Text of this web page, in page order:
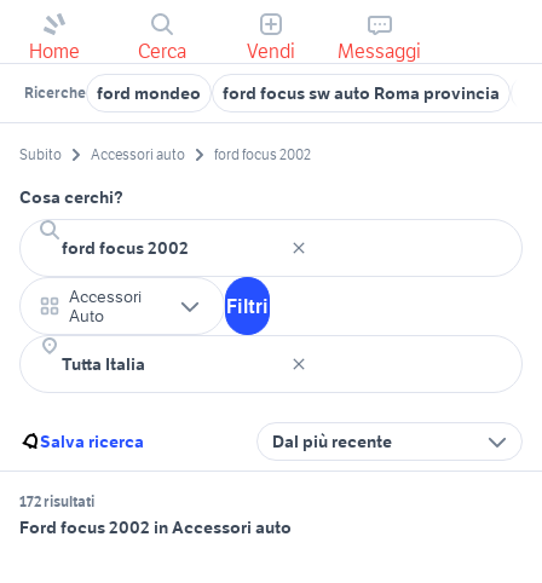
Home Cerca Vendi Messaggi
Ricerche ford mondeo ford focus sw auto Roma provincia
Subito Accessori auto ford focus 2002
Cosa cerchi?
Accessori
Auto
Filtri
Salva ricerca Dal più recente
172 risultati
Ford focus 2002 in Accessori auto